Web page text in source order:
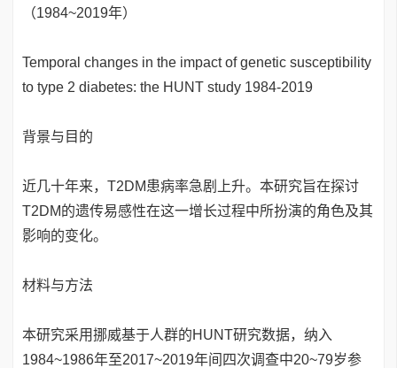
（1984~2019年）
Temporal changes in the impact of genetic susceptibility
to type 2 diabetes: the HUNT study 1984-2019
背景与目的
近几十年来，T2DM患病率急剧上升。本研究旨在探讨
T2DM的遗传易感性在这一增长过程中所扮演的角色及其
影响的变化。
材料与方法
本研究采用挪威基于人群的HUNT研究数据，纳入
1984~1986年至2017~2019年间四次调查中20~79岁参